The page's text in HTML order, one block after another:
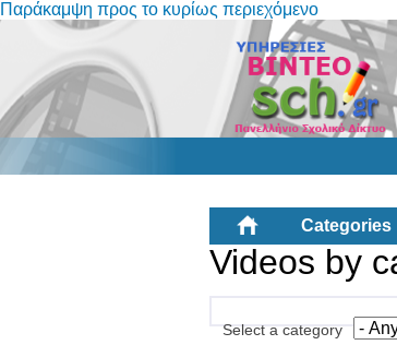
Παράκαμψη προς το κυρίως περιεχόμενο
Categories
Videos by
Select a category